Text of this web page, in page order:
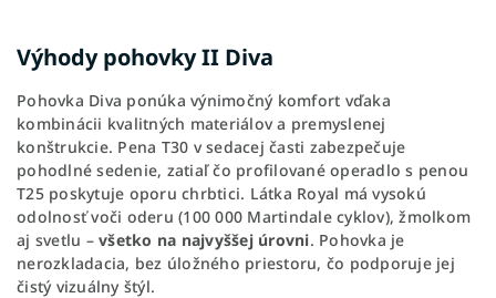
Výhody pohovky II Diva
Pohovka Diva ponúka výnimočný komfort vďaka
kombinácii kvalitných materiálov a premyslenej
konštrukcie. Pena T30 v sedacej časti zabezpečuje
pohodlné sedenie, zatiaľ čo profilované operadlo s penou
T25 poskytuje oporu chrbtici. Látka Royal má vysokú
odolnosť voči oderu (100 000 Martindale cyklov), žmolkom
aj svetlu –všetko na najvyššej úrovni. Pohovka je
nerozkladacia, bez úložného priestoru, čo podporuje jej
čistý vizuálny štýl.